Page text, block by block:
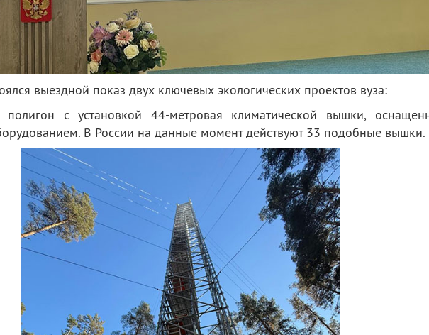
выездной показ двух ключевых экологических проектов вуза:
с установкой 44-метровая климатической вышки,
В России на данные момент действуют 33 подобные вышки.